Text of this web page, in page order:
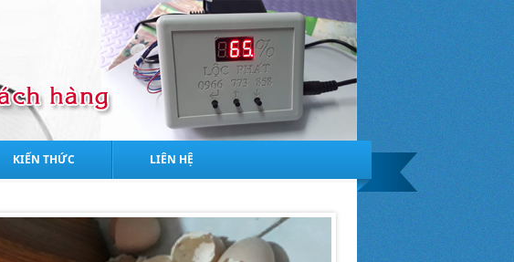
KIẾN THỨC LIÊN HỆ